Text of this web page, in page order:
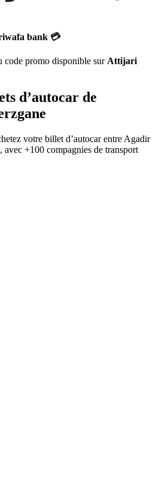
bank 💳
code promo disponible sur Attijari
d’autocar de
votre billet d’autocar entre Agadir
avec +100 compagnies de transport